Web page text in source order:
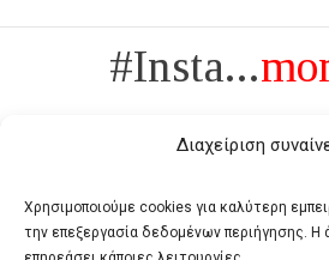
Διαχείριση
Χρησιμοποιούμε cookies για καλύτερη
την επεξεργασία δεδομένων περιήγησης. Η
#Insta...
Πολυτέλεια δεν είναι το αντίθετο της